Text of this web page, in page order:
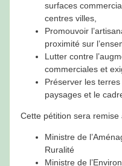
surfaces
centres villes,
Promouvoir
proximité sur
Lutter contre
commerciales et
Préserver les
paysages et le
Cette pétition sera remise
Ministre de
Ruralité
Ministre de